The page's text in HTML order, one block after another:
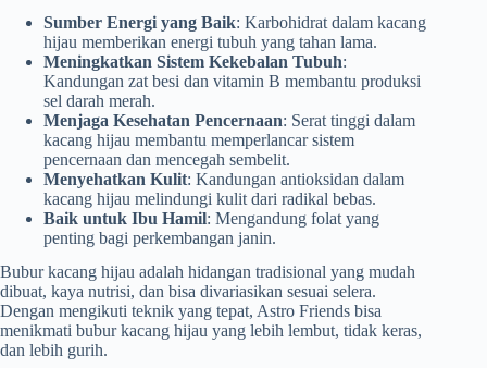
Sumber Energi yang Baik: Karbohidrat dalam kacang
hijau memberikan energi tubuh yang tahan lama.
Meningkatkan Sistem Kekebalan Tubuh:
Kandungan zat besi dan vitamin B membantu produksi
sel darah merah.
Menjaga Kesehatan Pencernaan: Serat tinggi dalam
kacang hijau membantu memperlancar sistem
pencernaan dan mencegah sembelit.
Menyehatkan Kulit: Kandungan antioksidan dalam
kacang hijau melindungi kulit dari radikal bebas.
Baik untuk Ibu Hamil: Mengandung folat yang
penting bagi perkembangan janin.
Bubur kacang hijau adalah hidangan tradisional yang mudah
dibuat, kaya nutrisi, dan bisa divariasikan sesuai selera.
Dengan mengikuti teknik yang tepat, Astro Friends bisa
menikmati bubur kacang hijau yang lebih lembut, tidak keras,
dan lebih gurih.